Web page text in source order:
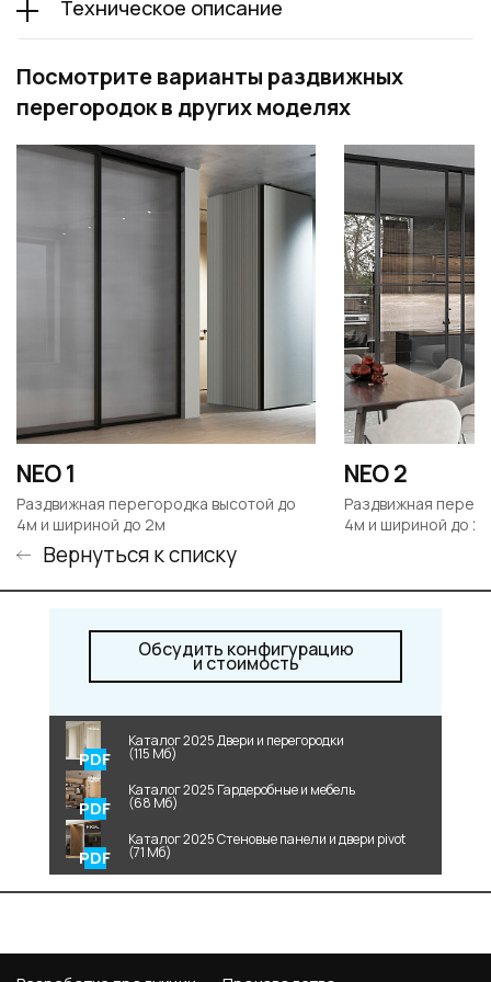
Техническое описание
Посмотрите варианты раздвижных
перегородок в других моделях
NEO 1
Раздвижная перегородка высотой до
4м и шириной до 2м
NEO 2
Раздвижная
4м и шириной до
Вернуться к списку
Обсудить конфигурацию
и стоимость
Каталог 2025 Двери и перегородки
(115 Мб)
Каталог 2025 Гардеробные и мебель
(68 Мб)
Каталог 2025 Стеновые панели и двери pivot
(71 Мб)